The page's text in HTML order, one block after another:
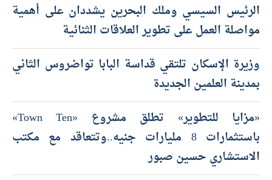
الرئيس السيسي وملك البحرين يشددان على أهمية
مواصلة العمل على تطوير العلاقات الثنائية
وزيرة الإسكان تلتقي قداسة البابا تواضروس الثاني
بمدينة العلمين الجديدة
«مزايا للتطوير» تطلق مشروع «Town Ten»
باستثمارات 8 مليارات جنيه..وتتعاقد مع مكتب
الاستشاري حسين صبور